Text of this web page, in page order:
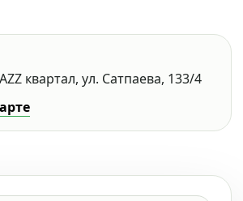
квартал, ул. Сатпаева, 133/4